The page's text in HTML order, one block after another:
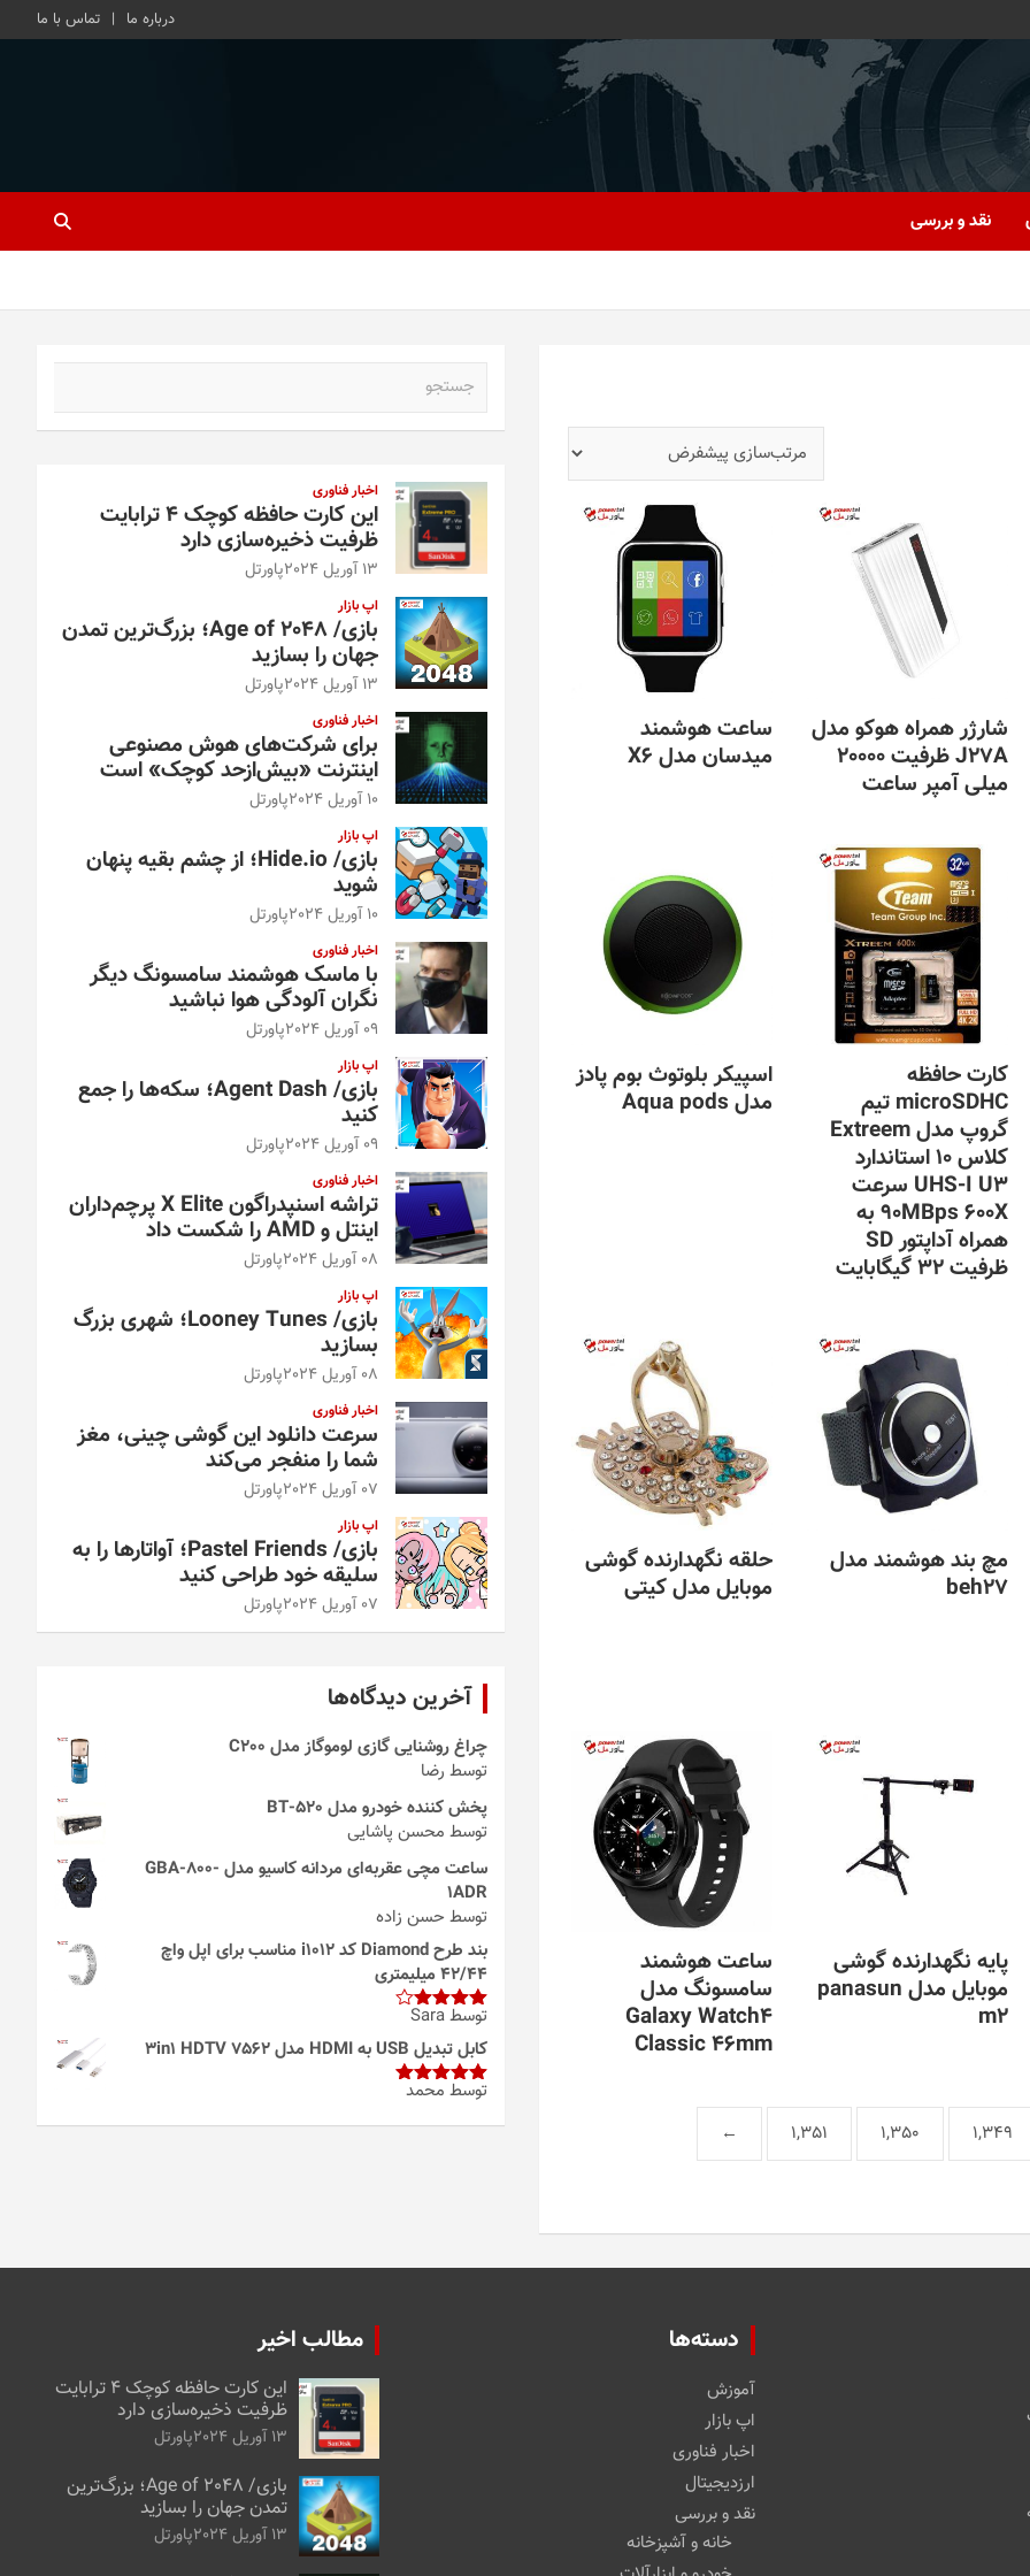
درباره ما تماس با ما
نقد و بررسی
شارژر همراه هوکو مدل
J27A ظرفیت 20000
میلی آمپر ساعت
ساعت هوشمند
میدسان مدل X6
کارت حافظه
microSDHC تیم
گروپ مدل Extreem
کلاس 10 استاندارد
UHS-I U3 سرعت
90MBps 600X به
همراه آداپتور SD
ظرفیت 32 گیگابایت
اسپیکر بلوتوث بوم پادز
مدل Aqua pods
مچ بند هوشمند مدل
beh27
حلقه نگهدارنده گوشی
موبایل مدل کیتی
پایه نگهدارنده گوشی
موبایل مدل panasun
m2
ساعت هوشمند
سامسونگ مدل
Galaxy Watch4
Classic 46mm
1,349
1,350
1,351
←
اخبار فناوری
این کارت حافظه کوچک ۴ ترابایت
ظرفیت ذخیره‌سازی دارد
13 آوریل 2024 پاورتل
اپ بازار
بازی/ Age of 2048؛ بزرگ‌ترین تمدن
جهان را بسازید
13 آوریل 2024 پاورتل
اخبار فناوری
برای شرکت‌های هوش مصنوعی
اینترنت «بیش‌از‌حد کوچک» است
10 آوریل 2024 پاورتل
اپ بازار
بازی/ Hide.io؛ از چشم بقیه پنهان
شوید
10 آوریل 2024 پاورتل
اخبار فناوری
با ماسک هوشمند سامسونگ دیگر
نگران آلودگی هوا نباشید
09 آوریل 2024 پاورتل
اپ بازار
بازی/ Agent Dash؛ سکه‌ها را جمع
کنید
09 آوریل 2024 پاورتل
اخبار فناوری
تراشه اسنپدراگون X Elite پرچم‌داران
اینتل و AMD را شکست داد
08 آوریل 2024 پاورتل
اپ بازار
بازی/ Looney Tunes؛ شهری بزرگ
بسازید
08 آوریل 2024 پاورتل
اخبار فناوری
سرعت دانلود این گوشی چینی، مغز
شما را منفجر می‌کند
07 آوریل 2024 پاورتل
اپ بازار
بازی/ Pastel Friends؛ آواتارها را به
سلیقه خود طراحی کنید
07 آوریل 2024 پاورتل
آخرین دیدگاه‌ها
چراغ روشنایی گازی لوموگاز مدل C200
توسط رضا
پخش کننده خودرو مدل 520-BT
توسط محسن پاشایی
ساعت مچی عقربه‌ای مردانه کاسیو مدل GBA-800-
1ADR
توسط حسن زاده
بند طرح Diamond کد i1012 مناسب برای اپل واچ
42/44 میلیمتری
امتیاز4
از 5
توسط Sara
کابل تبدیل USB به HDMI مدل 3in1 HDTV 7562
امتیاز5از
توسط محمد
دسته‌ها
آموزش
اپ بازار
اخبار فناوری
ارزدیجیتال
نقد و بررسی
خانه و آشپزخانه
مطالب اخیر
این کارت حافظه کوچک ۴ ترابایت
ظرفیت ذخیره‌سازی دارد
13 آوریل 2024 پاورتل
بازی/ Age of 2048؛ بزرگ‌ترین
تمدن جهان را بسازید
13 آوریل 2024 پاورتل